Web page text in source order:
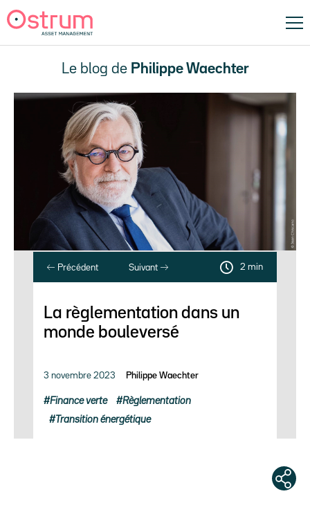
Le blog de Philippe Waechter
Précédent Suivant 2 min
La règlementation dans un
monde bouleversé
3 novembre 2023 Philippe Waechter
Finance verte Règlementation
Transition énergétique